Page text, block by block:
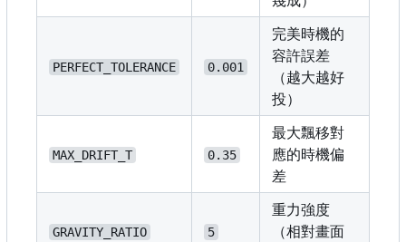
PERFECT_TOLERANCE 0.001
完美時機的
容許誤差
（越大越好
投）
MAX_DRIFT_T 0.35
最大飄移對
應的時機偏
差
GRAVITY_RATIO 5
重力強度
（相對畫面